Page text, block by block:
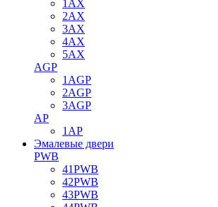
1AX
2AX
3AX
4AX
5AX
AGP
1AGP
2AGP
3AGP
AP
1AP
Эмалевые двери
PWB
41PWB
42PWB
43PWB